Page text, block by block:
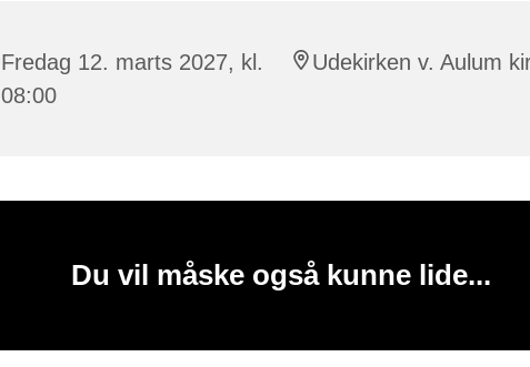
Fredag 12. marts 2027, kl.
08:00
Udekirken v. Aulum
Du vil måske også kunne lide...